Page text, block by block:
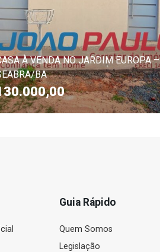
À VENDA NO JARDIM EUROPA –
BA
Guia Rápido
Quem Somos
Legislação